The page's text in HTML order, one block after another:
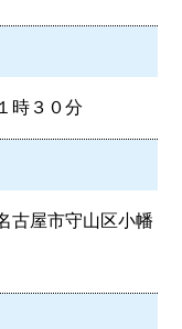
時３０分
古屋市守山区小幡